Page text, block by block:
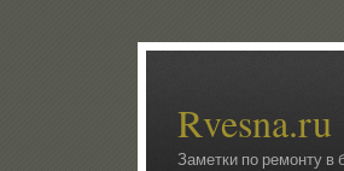
Rvesna.ru
Заметки по ремонту в